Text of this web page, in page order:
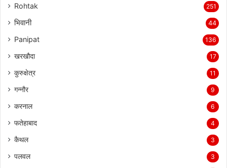
Rohtak 251
भिवानी 44
Panipat 136
खरखौदा 17
कुरुक्षेत्र 11
गन्नौर 9
करनाल 6
फतेहाबाद 4
कैथल 3
पलवल 3